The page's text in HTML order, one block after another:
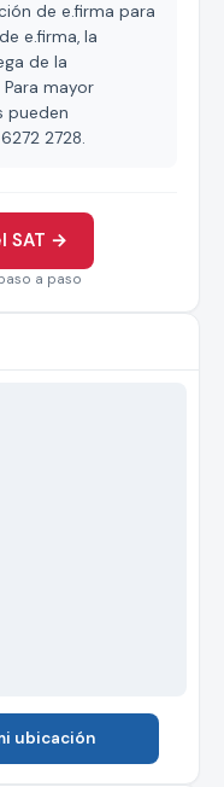
de e.firma para
e.firma, la
de la
mayor
pueden
2728.
SAT →
a paso
ubicación